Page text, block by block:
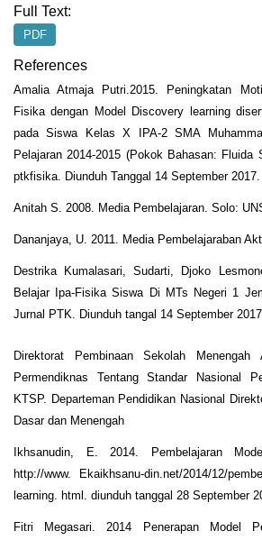
Full Text:
PDF
References
Amalia Atmaja Putri.2015. Peningkatan
Fisika dengan Model Discovery learning
pada Siswa Kelas X IPA-2 SMA
Pelajaran 2014-2015 (Pokok Bahasan: Fluida
ptkfisika. Diunduh Tanggal 14 September 2017.
Anitah S. 2008. Media Pembelajaran. Solo:
Dananjaya, U. 2011. Media Pembelajaraban
Destrika Kumalasari, Sudarti, Djoko
Belajar Ipa-Fisika Siswa Di MTs Negeri 1
Jurnal PTK. Diunduh tangal 14 September 2017.
Direktorat Pembinaan Sekolah
Permendiknas Tentang Standar Nasional
KTSP. Departeman Pendidikan Nasional
Dasar dan Menengah
Ikhsanudin, E. 2014. Pembelajaran
http://www. Ekaikhsanu-din.net/2014/12/
learning. html. diunduh tanggal 28 September
Fitri Megasari. 2014 Penerapan Model